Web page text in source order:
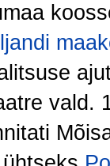
vald.